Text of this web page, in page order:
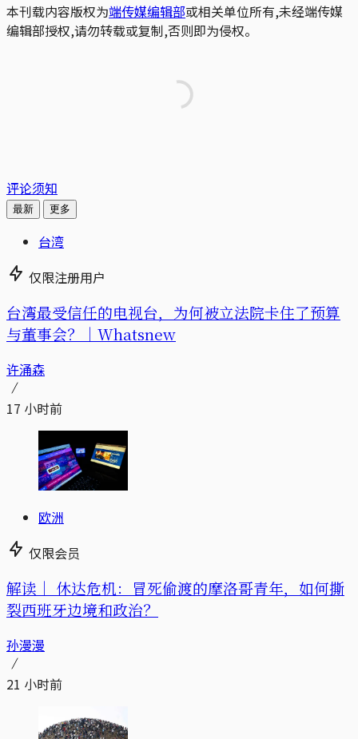
本刊载内容版权为端传媒编辑部或相关单位所有,未经端传媒
编辑部授权,请勿转载或复制,否则即为侵权。
评论须知
最新 更多
台湾
仅限注册用户
台湾最受信任的电视台，为何被立法院卡住了预算
与董事会？｜Whatsnew
许涌森
17 小时前
欧洲
仅限会员
解读｜ 休达危机：冒死偷渡的摩洛哥青年，如何撕
裂西班牙边境和政治？
孙漫漫
21 小时前